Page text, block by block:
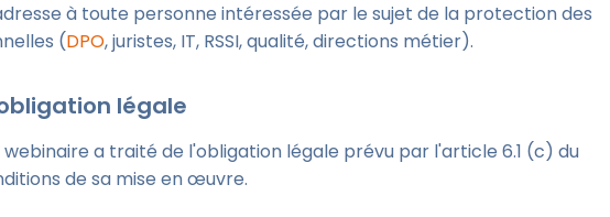
à toute personne intéressée par le sujet de la protection des
(DPO, juristes, IT, RSSI, qualité, directions métier).
légale
a traité de l'obligation légale prévu par l'article 6.1 (c) du
de sa mise en œuvre.